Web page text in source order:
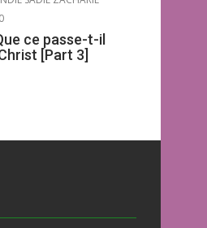
0
ce passe-t-il
[Part 3]